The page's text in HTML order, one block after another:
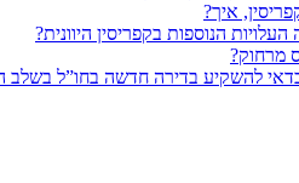
איך?
הנוספות בקפריסין היוונית?
מרחוק?